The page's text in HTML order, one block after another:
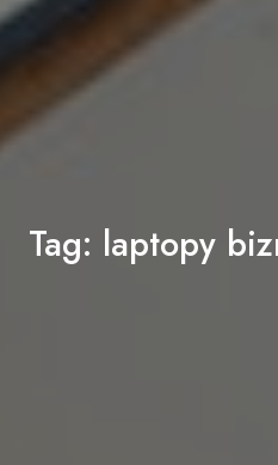
Tag: laptopy